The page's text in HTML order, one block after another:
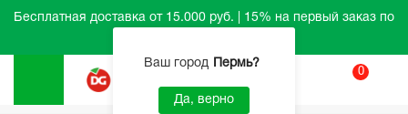
Бесплатная доставка от 15.000 руб. | 15% на первый заказ по
Ваш город Пермь?
Да, верно
0